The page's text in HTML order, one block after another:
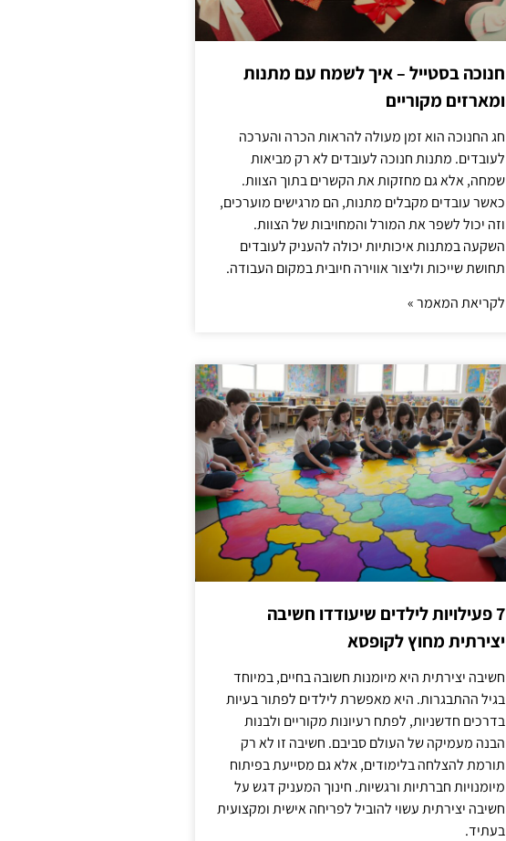
חנוכה בסטייל – איך לשמח עם מתנות
ומארזים מקוריים
חג החנוכה הוא זמן מעולה להראות הכרה והערכה
לעובדים. מתנות חנוכה לעובדים לא רק מביאות
שמחה, אלא גם מחזקות את הקשרים בתוך הצוות.
כאשר עובדים מקבלים מתנות, הם מרגישים מוערכים,
וזה יכול לשפר את המורל והמחויבות של הצוות.
השקעה במתנות איכותיות יכולה להעניק לעובדים
תחושת שייכות וליצור אווירה חיובית במקום העבודה.
לקריאת המאמר »
7 פעילויות לילדים שיעודדו חשיבה
יצירתית מחוץ לקופסא
חשיבה יצירתית היא מיומנות חשובה בחיים, במיוחד
בגיל ההתבגרות. היא מאפשרת לילדים לפתור בעיות
בדרכים חדשניות, לפתח רעיונות מקוריים ולבנות
הבנה מעמיקה של העולם סביבם. חשיבה זו לא רק
תורמת להצלחה בלימודים, אלא גם מסייעת בפיתוח
מיומנויות חברתיות ורגשיות. חינוך המעניק דגש על
חשיבה יצירתית עשוי להוביל לפריחה אישית ומקצועית
בעתיד.